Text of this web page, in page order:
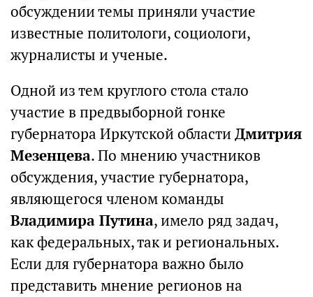
обсуждении темы приняли участие
известные политологи, социологи,
журналисты и ученые.
Одной из тем круглого стола стало
участие в предвыборной гонке
губернатора Иркутской области Дмитрия
Мезенцева. По мнению участников
обсуждения, участие губернатора,
являющегося членом команды
Владимира Путина, имело ряд задач,
как федеральных, так и региональных.
Если для губернатора важно было
представить мнение регионов на